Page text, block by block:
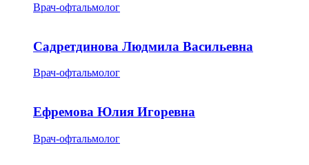
Врач-офтальмолог
Садретдинова Людмила Васильевна
Врач-офтальмолог
Ефремова Юлия Игоревна
Врач-офтальмолог